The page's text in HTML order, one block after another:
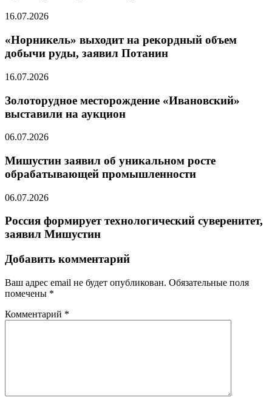
16.07.2026
«Норникель» выходит на рекордный объем
добычи руды, заявил Потанин
16.07.2026
Золоторудное месторождение «Ивановский»
выставили на аукцион
06.07.2026
Мишустин заявил об уникальном росте
обрабатывающей промышленности
06.07.2026
Россия формирует технологический суверенитет,
заявил Мишустин
Добавить комментарий
Ваш адрес email не будет опубликован. Обязательные поля
помечены *
Комментарий *